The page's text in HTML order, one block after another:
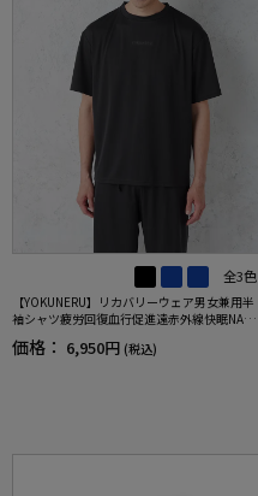
全3色
【YOKUNERU】リカバリーウェア男女兼用半
袖シャツ疲労回復血行促進遠赤外線快眠NANO
MIX(R)【一般医療機器】SS～LLサイズ
価格： 6,950円 (税込)